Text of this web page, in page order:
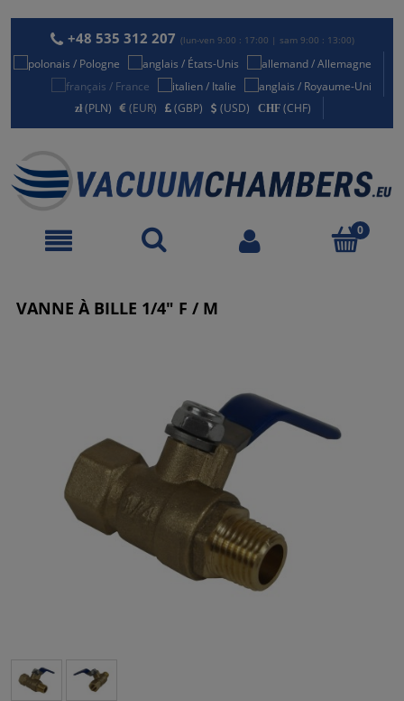
+48 535 312 207 (lun-ven 9:00 : 17:00 | sam 9:00 : 13:00)
(PLN) (EUR) (GBP) (USD) (CHF)
VANNE À BILLE 1/4" F / M